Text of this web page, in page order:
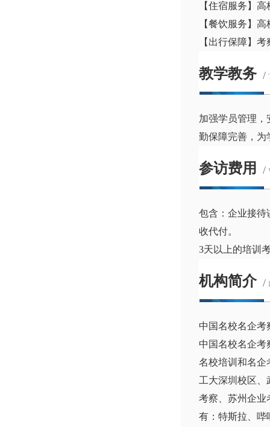
【住宿服务】
【餐饮服务】
【出行保障】
教学教务 /
加强学员管理，
勤保障完善，为
参访费用 /
包含：企业接待
收代付。
3天以上的培训
机构简介 /
中国名校名企考
中国名校名企
名校培训和名企
工大深圳校区
考察、苏州企业
有：特斯拉、哔